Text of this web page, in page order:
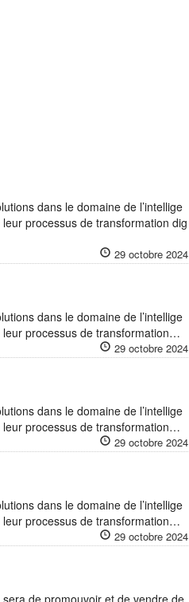
dans le domaine de l’intellige
processus de transformation dig
29 octobre 2024
dans le domaine de l’intellige
leur processus de transformation…
29 octobre 2024
dans le domaine de l’intellige
leur processus de transformation…
29 octobre 2024
dans le domaine de l’intellige
leur processus de transformation…
29 octobre 2024
de promouvoir et de vendre de